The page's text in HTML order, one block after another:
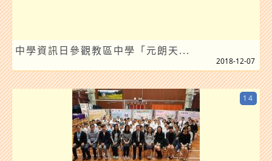
中學資訊日參觀教區中學「元朗天...
2018-12-07
14